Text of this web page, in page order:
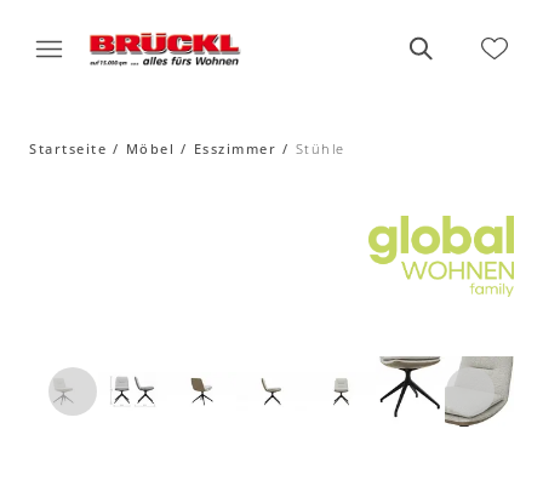
Startseite Möbel Esszimmer Stühle